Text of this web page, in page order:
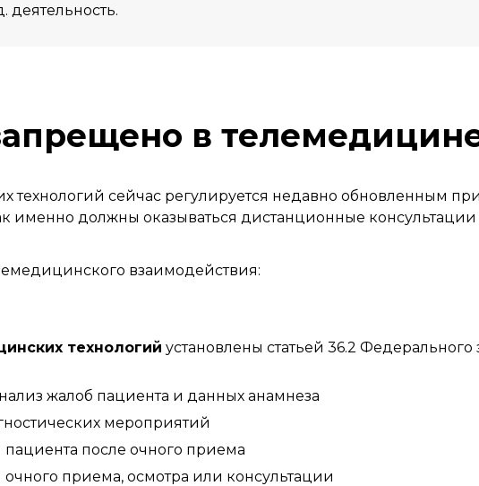
деятельность.
в
сейчас регулируется недавно обновленным
именно должны оказываться дистанционные
взаимодействия:
технологий установлены статьей 36.2 Федерального
жалоб пациента и данных анамнеза
мероприятий
после очного приема
приема, осмотра или консультации